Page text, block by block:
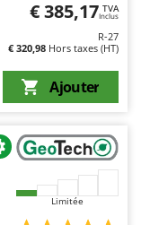
€ 385,17 TVA
Inclus
R-27
€ 320,98 Hors taxes (HT)
Ajouter
Limitée